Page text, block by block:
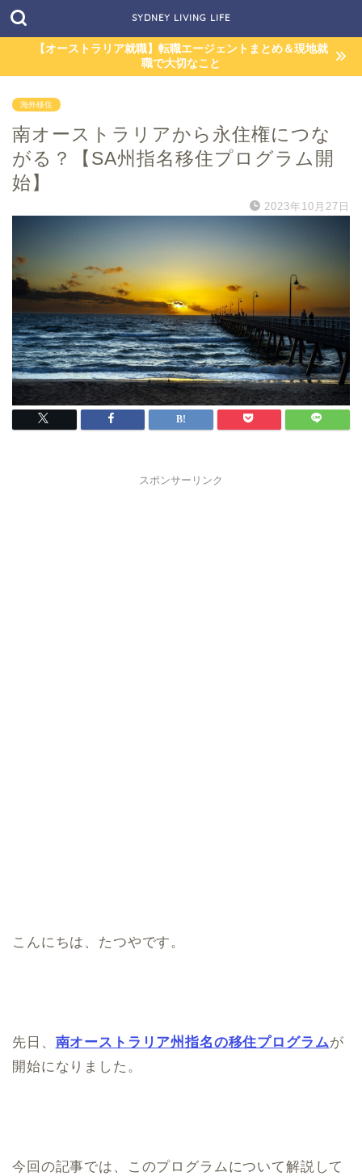
SYDNEY LIVING LIFE
【オーストラリア就職】転職エージェントまとめ＆現地就
職で大切なこと
海外移住
南オーストラリアから永住権につな
がる？【SA州指名移住プログラム開
始】
2023年10月27日
スポンサーリンク
こんにちは、たつやです。
先日、 南オーストラリア州指名の移住プログラムが
開始になりました。
今回の記事では、このプログラムについて解説して